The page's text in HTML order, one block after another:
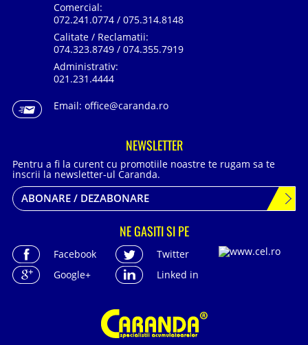
Comercial:
072.241.0774 / 075.314.8148
Calitate / Reclamatii:
074.323.8749 / 074.355.7919
Administrativ:
021.231.4444
Email: office@caranda.ro
NEWSLETTER
Pentru a fi la curent cu promotiile noastre te rugam sa te
inscrii la newsletter-ul Caranda.
ABONARE / DEZABONARE
NE GASITI SI PE
Facebook
Twitter
Google+
Linked in